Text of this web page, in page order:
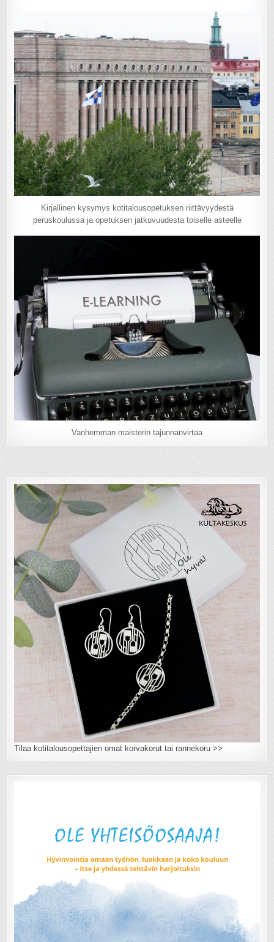
Kirjallinen kysymys kotitalousopetuksen riittävyydestä
peruskoulussa ja opetuksen jatkuvuudesta toiselle asteelle
Vanhemman maisterin tajunnanvirtaa
Tilaa kotitalousopettajien omat korvakorut tai rannekoru >>